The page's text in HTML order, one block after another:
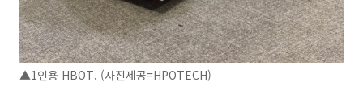
▲1인용 HBOT. (사진제공=HPOTECH)